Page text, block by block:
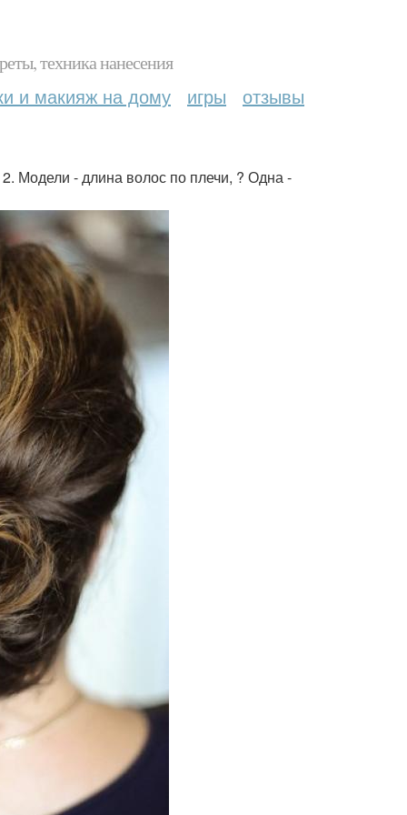
техника нанесения
и макияж на дому игры отзывы
Модели - длина волос по плечи, ? Одна -